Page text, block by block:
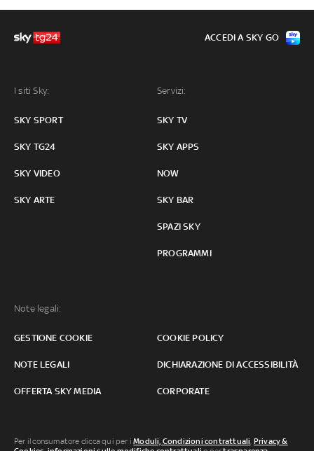
I siti Sky:
SKY SPORT
SKY TG24
SKY VIDEO
SKY ARTE
Servizi:
SKY TV
SKY APPS
NOW
SKY BAR
SPAZI SKY
PROGRAMMI
Note legali:
GESTIONE COOKIE COOKIE POLICY
NOTE LEGALI DICHIARAZIONE DI ACCESSIBILITÀ
OFFERTA SKY MEDIA CORPORATE
ACCEDI A SKY GO
Per il consumatore clicca qui per iModuli, Condizioni contrattuali, Privacy &